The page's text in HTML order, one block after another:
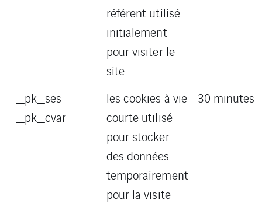
référent utilisé
initialement
pour visiter le
site.
_pk_ses
_pk_cvar
les cookies à vie
courte utilisé
pour stocker
des données
temporairement
pour la visite
30 minutes